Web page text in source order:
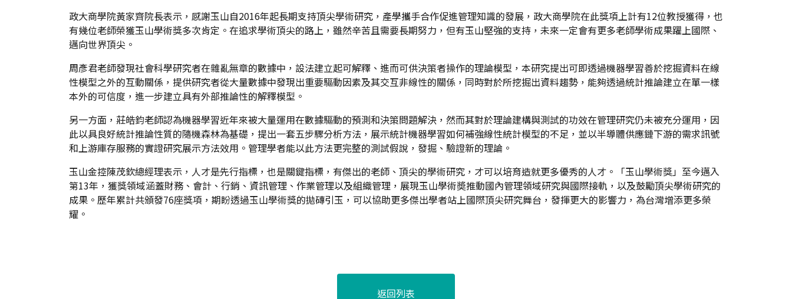
政大商學院黃家齊院長表示，感謝玉山自2016年起長期支持頂尖學術研究，產學攜手合作促進管理知識的發展，政大商學院在此獎項上計有12位教授獲得，也
有幾位老師榮獲玉山學術獎多次肯定。在追求學術頂尖的路上，雖然辛苦且需要長期努力，但有玉山堅強的支持，未來一定會有更多老師學術成果躍上國際、
邁向世界頂尖。
周彥君老師發現社會科學研究者在雜亂無章的數據中，設法建立起可解釋、進而可供決策者操作的理論模型，本研究提出可即透過機器學習善於挖掘資料在線
性模型之外的互動關係，提供研究者從大量數據中發現出重要驅動因素及其交互非線性的關係，同時對於所挖掘出資料趨勢，能夠透過統計推論建立在單一樣
本外的可信度，進一步建立具有外部推論性的解釋模型。
另一方面，莊皓鈞老師認為機器學習近年來被大量運用在數據驅動的預測和決策問題解決，然而其對於理論建構與測試的功效在管理研究仍未被充分運用，因
此以具良好統計推論性質的隨機森林為基礎，提出一套五步驟分析方法，展示統計機器學習如何補強線性統計模型的不足，並以半導體供應鏈下游的需求訊號
和上游庫存服務的實證研究展示方法效用。管理學者能以此方法更完整的測試假說，發掘、驗證新的理論。
玉山金控陳茂欽總經理表示，人才是先行指標，也是關鍵指標，有傑出的老師、頂尖的學術研究，才可以培育造就更多優秀的人才。「玉山學術獎」至今邁入
第13年，獲獎領域涵蓋財務、會計、行銷、資訊管理、作業管理以及組織管理，展現玉山學術奬推動國內管理領域研究與國際接軌，以及鼓勵頂尖學術研究的
成果。歷年累計共頒發76座獎項，期盼透過玉山學術獎的拋磚引玉，可以協助更多傑出學者站上國際頂尖研究舞台，發揮更大的影響力，為台灣增添更多榮
耀。
返回列表